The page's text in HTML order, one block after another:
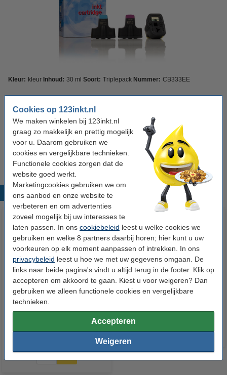
Cookies op 123inkt.nl
We maken winkelen bij 123inkt.nl
graag zo makkelijk en prettig mogelijk
voor u. Daarom gebruiken we
cookies en vergelijkbare technieken.
Functionele cookies zorgen dat de
website goed werkt.
Marketingcookies gebruiken we om
ons aanbod en onze website te
verbeteren en om advertenties
zoveel mogelijk bij uw interesses te
laten passen. In ons cookiebeleid leest u welke cookies we
gebruiken en welke 8 partners daarbij horen; hier kunt u uw
voorkeuren op elk moment aanpassen of intrekken. In ons
privacybeleid leest u hoe we met uw gegevens omgaan. De
links naar beide pagina's vindt u altijd terug in de footer. Klik op
accepteren om akkoord te gaan. Kiest u voor weigeren? Dan
gebruiken we alleen functionele cookies en vergelijkbare
technieken.
Accepteren
Weigeren
Kleur: kleur Inhoud: 30 ml Soort: Triplepack Nummer: CB333EE
Direct leverbaar
Morgen in huis
€ 29,50 Bestellen
Populaire producten
123inkt huismerk vervangt HP
363 (C8721EE) inktcartridge
zwart
HP 363 (C8721EE) inktcartridge